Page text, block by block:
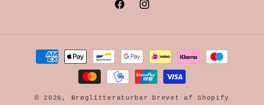
FacebookInstagram
Betalingsmetoder
© 2026, Brøglitteraturbar Drevet af Shopify